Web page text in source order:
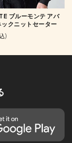
ブルーモンテ アバ
クニットセーター
)